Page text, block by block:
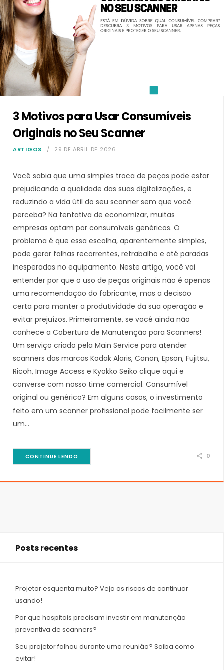
3 Motivos para Usar Consumíveis
Originais no Seu Scanner
ARTIGOS 29 DE ABRIL DE 2026
Você sabia que uma simples troca de peças pode estar
prejudicando a qualidade das suas digitalizações, e
reduzindo a vida útil do seu scanner sem que você
perceba? Na tentativa de economizar, muitas
empresas optam por consumíveis genéricos. O
problema é que essa escolha, aparentemente simples,
pode gerar falhas recorrentes, retrabalho e até paradas
inesperadas no equipamento. Neste artigo, você vai
entender por que o uso de peças originais não é apenas
uma recomendação do fabricante, mas a decisão
certa para manter a produtividade da sua operação e
evitar prejuízos. Primeiramente, se você ainda não
conhece a Cobertura de Manutenção para Scanners!
Um serviço criado pela Main Service para atender
scanners das marcas Kodak Alaris, Canon, Epson, Fujitsu,
Ricoh, Image Access e Kyokko Seiko clique aqui e
converse com nosso time comercial. Consumível
original ou genérico? Em alguns casos, o investimento
feito em um scanner profissional pode facilmente ser
um…
CONTINUE LENDO 0
Posts recentes
Projetor esquenta muito? Veja os riscos de continuar
usando!
Por que hospitais precisam investir em manutenção
preventiva de scanners?
Seu projetor falhou durante uma reunião? Saiba como
evitar!